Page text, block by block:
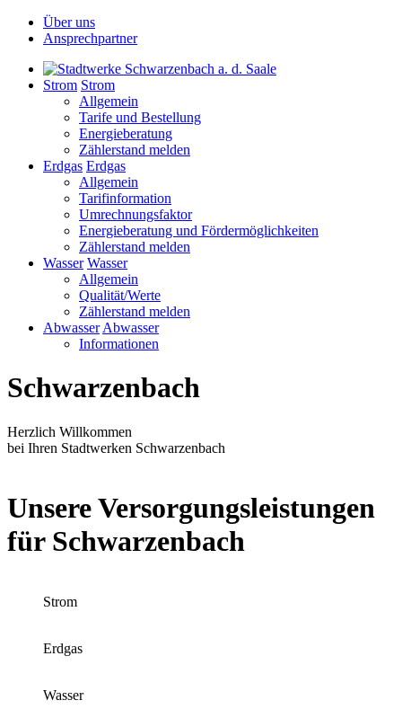
Über uns
Ansprechpartner
Strom Strom
Allgemein
Tarife und Bestellung
Energieberatung
Zählerstand melden
Erdgas Erdgas
Allgemein
Tarifinformation
Umrechnungsfaktor
Energieberatung und Fördermöglichkeiten
Zählerstand melden
Wasser Wasser
Allgemein
Qualität/Werte
Zählerstand melden
Abwasser Abwasser
Informationen
Schwarzenbach
Herzlich Willkommen
bei Ihren Stadtwerken Schwarzenbach
Unsere Versorgungsleistungen
für Schwarzenbach
Strom
Erdgas
Wasser